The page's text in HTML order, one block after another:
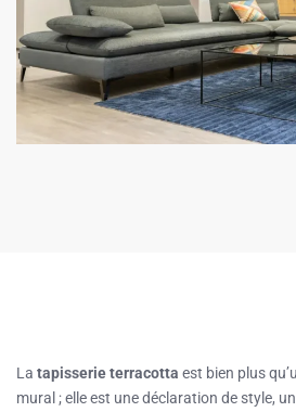
La tapisserie terracotta est bien plus
mural ; elle est une déclaration de style,